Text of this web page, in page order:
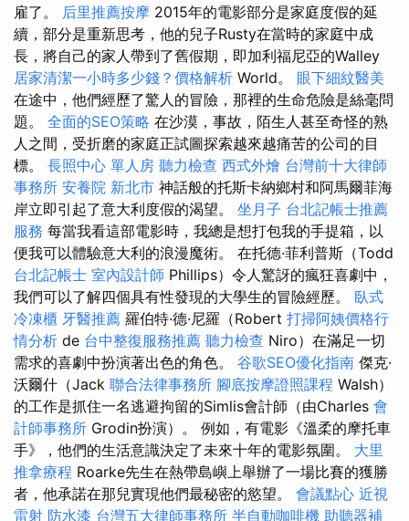
雇了。 后里推薦按摩 2015年的電影部分是家庭度假的延
續，部分是重新思考，他的兒子Rusty在當時的家庭中成
長，將自己的家人帶到了舊假期，即加利福尼亞的Walley
居家清潔一小時多少錢？價格解析 World。 眼下細紋醫美
在途中，他們經歷了驚人的冒險，那裡的生命危險是絲毫問
題。 全面的SEO策略 在沙漠，事故，陌生人甚至奇怪的熟
人之間，受折磨的家庭正試圖探索越來越痛苦的公司的目
標。 長照中心 單人房 聽力檢查 西式外燴 台灣前十大律師
事務所 安養院 新北市 神話般的托斯卡納鄉村和阿馬爾菲海
岸立即引起了意大利度假的渴望。 坐月子 台北記帳士推薦
服務 每當我看這部電影時，我總是想打包我的手提箱，以
便我可以體驗意大利的浪漫魔術。 在托德·菲利普斯（Todd
台北記帳士 室內設計師 Phillips）令人驚訝的瘋狂喜劇中，
我們可以了解四個具有性發現的大學生的冒險經歷。 臥式
冷凍櫃 牙醫推薦 羅伯特·德·尼羅（Robert 打掃阿姨價格行
情分析 de 台中整復服務推薦 聽力檢查 Niro）在滿足一切
需求的喜劇中扮演著出色的角色。 谷歌SEO優化指南 傑克·
沃爾什（Jack 聯合法律事務所 腳底按摩證照課程 Walsh）
的工作是抓住一名逃避拘留的Simlis會計師（由Charles 會
計師事務所 Grodin扮演）。 例如，有電影《溫柔的摩托車
手》，他們的生活意識決定了未來十年的電影氛圍。 大里
推拿療程 Roarke先生在熱帶島嶼上舉辦了一場比賽的獲勝
者，他承諾在那兒實現他們最秘密的慾望。 會議點心 近視
雷射 防水漆 台灣五大律師事務所 半自動咖啡機 助聽器補